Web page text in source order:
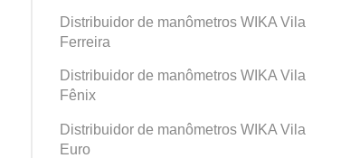
Se você busca por Distribuidor de
manômetros WIKA Santa Paula, você
veio ao lugar certo! Desde 1995, a
Agatec do Brasil...
Continue Lendo...
Distribuidor de manômetros WIKA Vila
Ferreira
Distribuidor de manômetros WIKA Vila
Fênix
Distribuidor de manômetros WIKA Vila
Euro